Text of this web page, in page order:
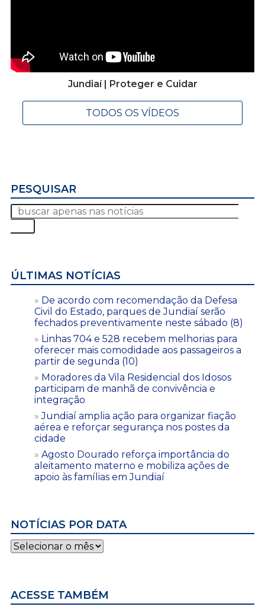
Jundiaí | Proteger e Cuidar
TODOS OS VÍDEOS
PESQUISAR
ÚLTIMAS NOTÍCIAS
De acordo com recomendação da Defesa
Civil do Estado, parques de Jundiaí serão
fechados preventivamente neste sábado (8)
Linhas 704 e 528 recebem melhorias para
oferecer mais comodidade aos passageiros a
partir de segunda (10)
Moradores da Vila Residencial dos Idosos
participam de manhã de convivência e
integração
Jundiaí amplia ação para organizar fiação
aérea e reforçar segurança nos postes da
cidade
Agosto Dourado reforça importância do
aleitamento materno e mobiliza ações de
apoio às famílias em Jundiaí
NOTÍCIAS POR DATA
Notícias
por
ACESSE TAMBÉM